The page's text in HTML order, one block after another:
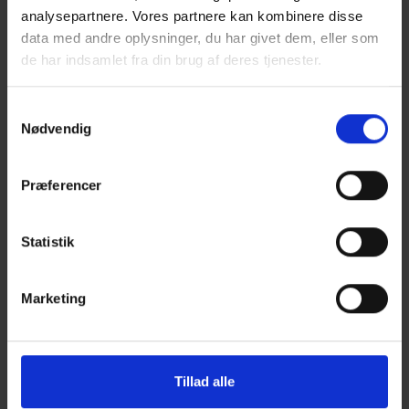
analysepartnere. Vores partnere kan kombinere disse
data med andre oplysninger, du har givet dem, eller som
de har indsamlet fra din brug af deres tjenester.
personoplysninger i vores privatlivspolitik, som du
Nødvendig
Præferencer
Statistik
Marketing
Tillad alle
BRØDRENES ORIGINAL
De findes på forpladsen med deres
du købe saftige burgere, lækre fritter